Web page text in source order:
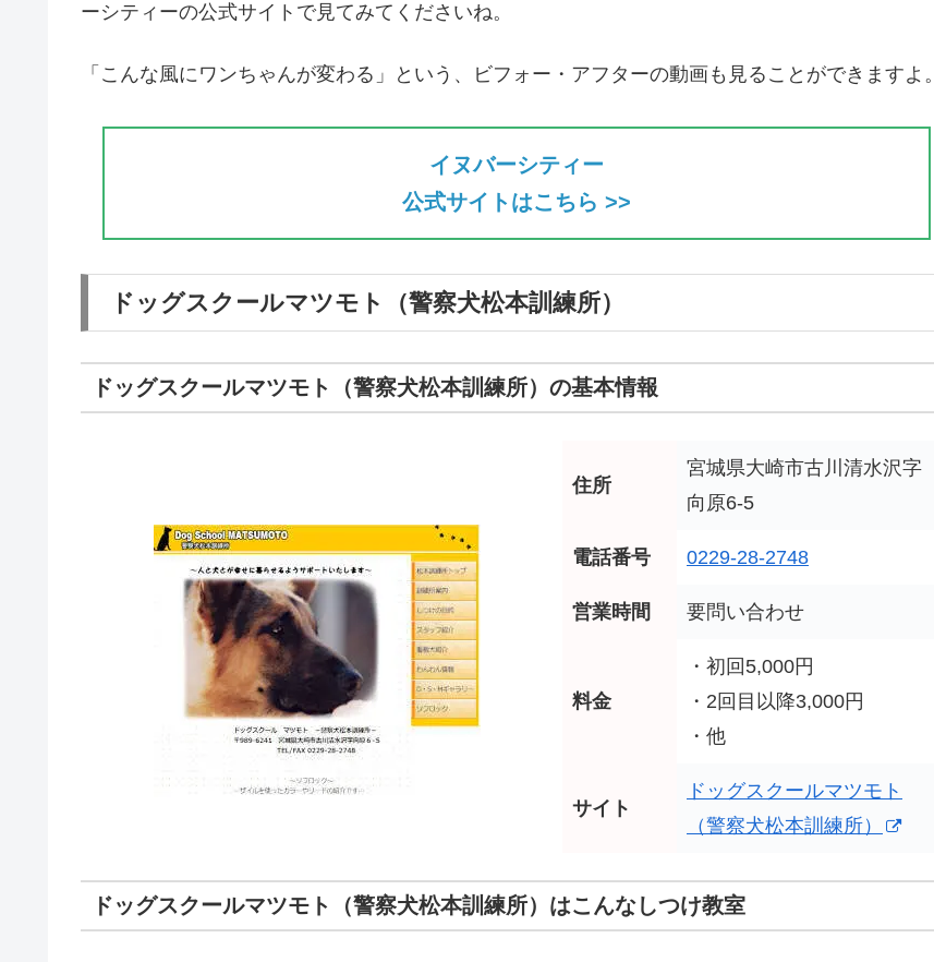
ーシティーの公式サイトで見てみてくださいね。
「こんな風にワンちゃんが変わる」という、ビフォー・アフターの動画も見ることができますよ。
イヌバーシティー
公式サイトはこちら >>
ドッグスクールマツモト（警察犬松本訓練所）
ドッグスクールマツモト（警察犬松本訓練所）の基本情報
住所
宮城県大崎市古川清水沢字
向原6-5
電話番号 0229-28-2748
営業時間 要問い合わせ
料金
・初回5,000円
・2回目以降3,000円
・他
サイト
ドッグスクールマツモト
（警察犬松本訓練所）
ドッグスクールマツモト（警察犬松本訓練所）はこんなしつけ教室